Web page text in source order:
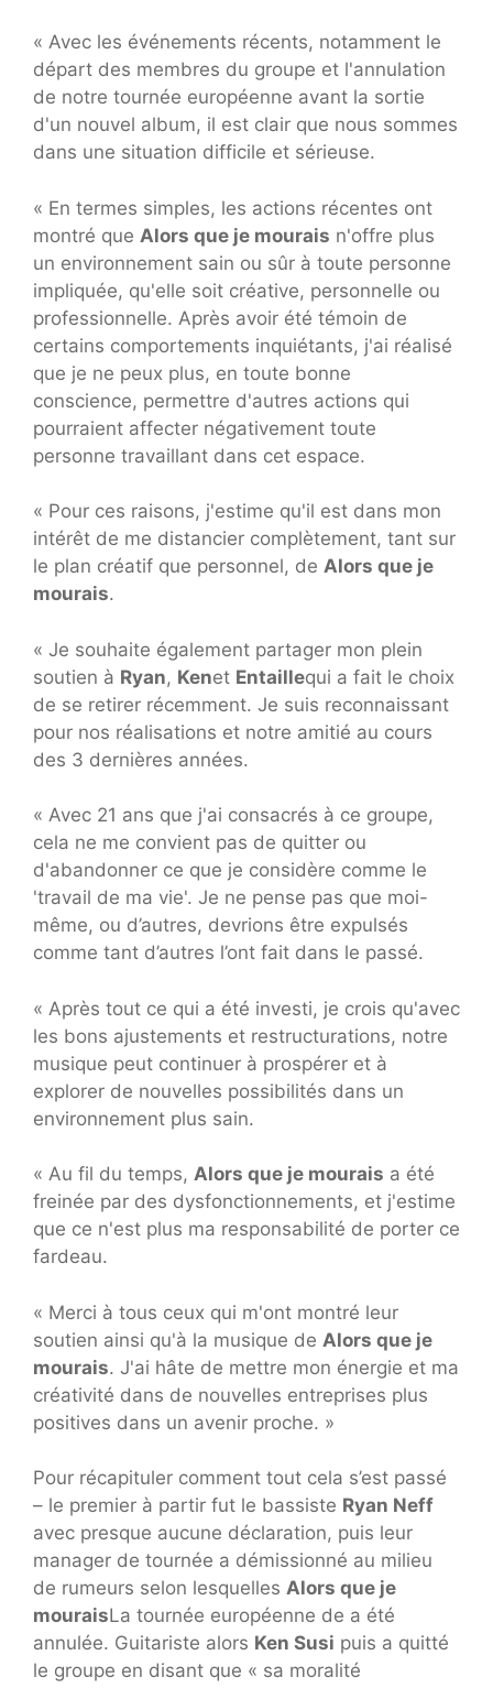
« Avec les événements récents, notamment le
départ des membres du groupe et l'annulation
de notre tournée européenne avant la sortie
d'un nouvel album, il est clair que nous sommes
dans une situation difficile et sérieuse.
« En termes simples, les actions récentes ont
montré que Alors que je mourais n'offre plus
un environnement sain ou sûr à toute personne
impliquée, qu'elle soit créative, personnelle ou
professionnelle. Après avoir été témoin de
certains comportements inquiétants, j'ai réalisé
que je ne peux plus, en toute bonne
conscience, permettre d'autres actions qui
pourraient affecter négativement toute
personne travaillant dans cet espace.
« Pour ces raisons, j'estime qu'il est dans mon
intérêt de me distancier complètement, tant sur
le plan créatif que personnel, de Alors que je
mourais.
« Je souhaite également partager mon plein
soutien à Ryan, Kenet Entaillequi a fait le choix
de se retirer récemment. Je suis reconnaissant
pour nos réalisations et notre amitié au cours
des 3 dernières années.
« Avec 21 ans que j'ai consacrés à ce groupe,
cela ne me convient pas de quitter ou
d'abandonner ce que je considère comme le
'travail de ma vie'. Je ne pense pas que moi-
même, ou d’autres, devrions être expulsés
comme tant d’autres l’ont fait dans le passé.
« Après tout ce qui a été investi, je crois qu'avec
les bons ajustements et restructurations, notre
musique peut continuer à prospérer et à
explorer de nouvelles possibilités dans un
environnement plus sain.
« Au fil du temps, Alors que je mourais a été
freinée par des dysfonctionnements, et j'estime
que ce n'est plus ma responsabilité de porter ce
fardeau.
« Merci à tous ceux qui m'ont montré leur
soutien ainsi qu'à la musique de Alors que je
mourais. J'ai hâte de mettre mon énergie et ma
créativité dans de nouvelles entreprises plus
positives dans un avenir proche. »
Pour récapituler comment tout cela s’est passé
– le premier à partir fut le bassiste Ryan Neff
avec presque aucune déclaration, puis leur
manager de tournée a démissionné au milieu
de rumeurs selon lesquelles Alors que je
mouraisLa tournée européenne de a été
annulée. Guitariste alors Ken Susi puis a quitté
le groupe en disant que « sa moralité